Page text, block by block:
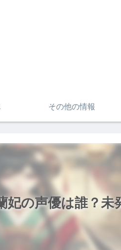
その他の情報
妃の声優は誰？未